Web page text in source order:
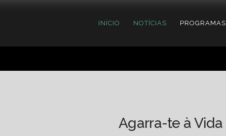
INÍCIO NOTÍCIAS PROGRAMAS
Agarra-te à Vida